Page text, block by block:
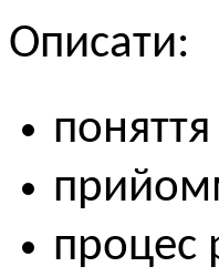
Описати:
процес